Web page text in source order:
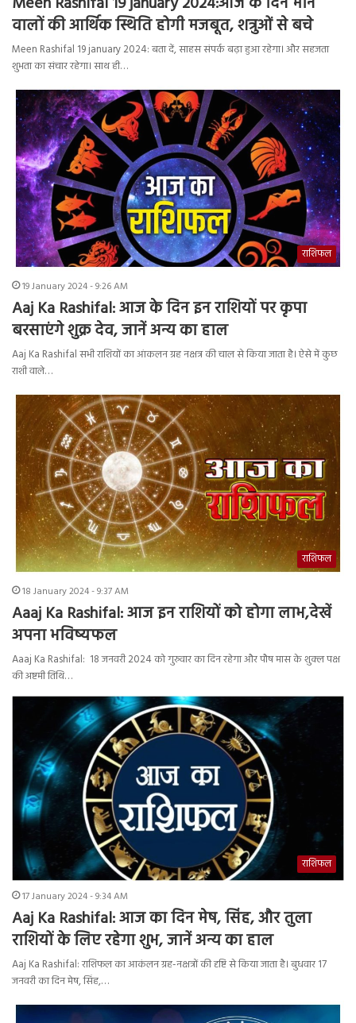
वालों की आर्थिक स्थिति होगी मजबूत, शत्रुओं से बचे
Meen Rashifal 19 january 2024: बता दें, साहस संपर्क बढ़ा हुआ रहेगा। और सहजता
शुभता का संचार रहेगा। साथ ही…
राशिफल
19 January 2024 - 9:26 AM
Aaj Ka Rashifal: आज के दिन इन राशियों पर कृपा
बरसाएंगे शुक्र देव, जानें अन्य का हाल
Aaj Ka Rashifal सभी राशियों का आंकलन ग्रह नक्षत्र की चाल से किया जाता है। ऐसे में कुछ
राशी वाले…
राशिफल
18 January 2024 - 9:37 AM
Aaaj Ka Rashifal: आज इन राशियों को होगा लाभ,देखें
अपना भविष्यफल
Aaaj Ka Rashifal: 18 जनवरी 2024 को गुरुवार का दिन रहेगा और पौष मास के शुक्ल पक्ष
की अष्टमी तिथि…
राशिफल
17 January 2024 - 9:34 AM
Aaj Ka Rashifal: आज का दिन मेष, सिंह, और तुला
राशियों के लिए रहेगा शुभ, जानें अन्य का हाल
Aaj Ka Rashifal: राशिफल का आकंलन ग्रह-नक्षत्रों की दृष्टि से किया जाता है। बुधवार 17
जनवरी का दिन मेष, सिंह,…